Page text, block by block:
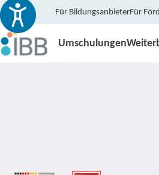
Für BildungsanbieterFür
Umschulungen